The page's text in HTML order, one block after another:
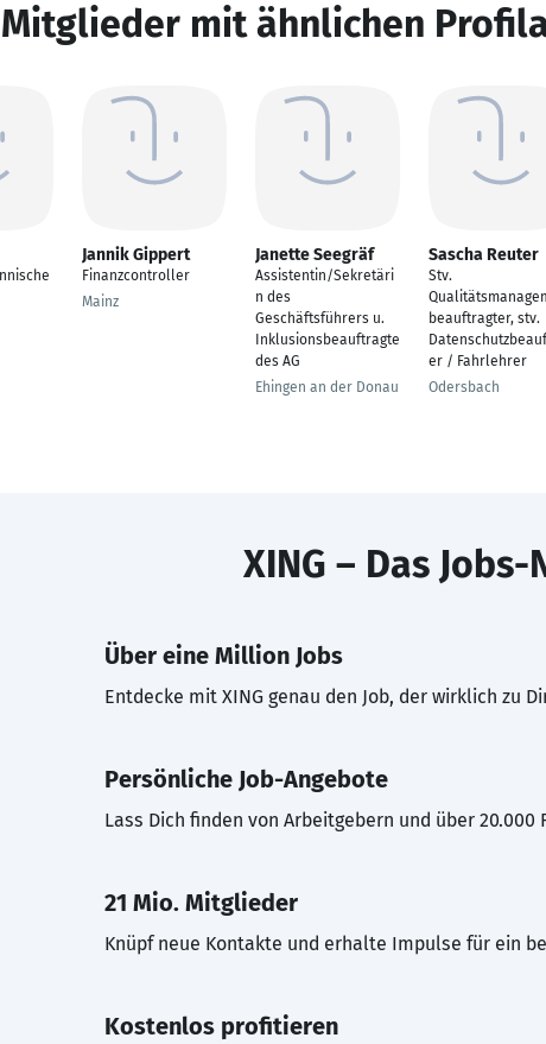
Mitglieder mit ähnlichen
Jannik Gippert
Finanzcontroller
Mainz
Janette Seegräf
Assistentin/Sekretäri
n des
Geschäftsführers u.
Inklusionsbeauftragte
des AG
Ehingen an der Donau
Sascha Reuter
Stv.
beauftragter, stv.
er / Fahrlehrer
Odersbach
XING – Das
Über eine Million Jobs
Entdecke mit XING genau den Job, der wirklich zu
Persönliche Job-Angebote
Lass Dich finden von Arbeitgebern und über 20.000
21 Mio. Mitglieder
Knüpf neue Kontakte und erhalte Impulse für ein
Kostenlos profitieren